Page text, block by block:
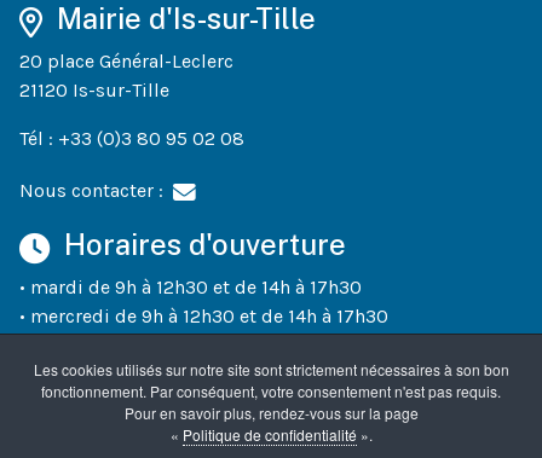
Mairie d'Is-sur-Tille
20 place Général-Leclerc
21120 Is-sur-Tille
Tél : +33 (0)3 80 95 02 08
Nous contacter :
Horaires d'ouverture
• mardi de 9h à 12h30 et de 14h à 17h30
• mercredi de 9h à 12h30 et de 14h à 17h30
• vendredi de 9h à 12h30 et de 14h à 17h30
• un samedi sur deux (semaines paires) de 10h à 12h
Les cookies utilisés sur notre site sont strictement nécessaires à son bon
fonctionnement. Par conséquent, votre consentement n'est pas requis.
Pour en savoir plus, rendez-vous sur la page
« Politique de confidentialité ».